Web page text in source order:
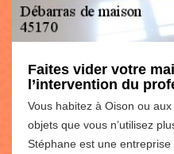
Faites vider votre
l’intervention du
Vous habitez à Oison ou
objets que vous n’utilisez
Stéphane est une